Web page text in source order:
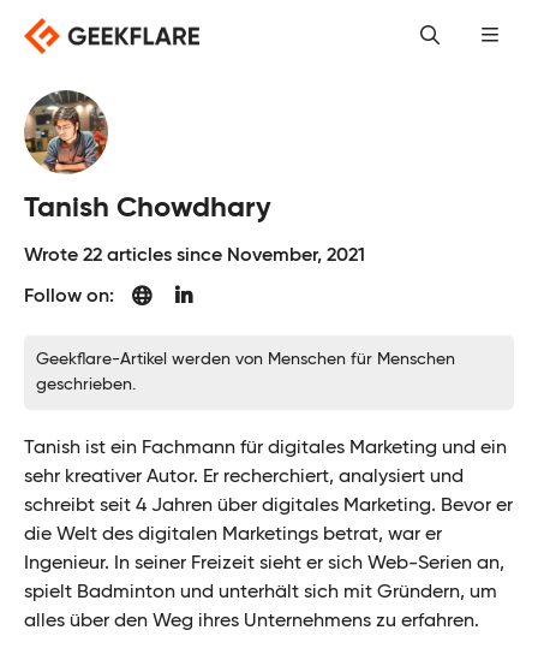
Skip
content
Tanish Chowdhary
Wrote 22 articles since November, 2021
Follow on:
Geekflare-Artikel werden von Menschen für Menschen
geschrieben.
Tanish ist ein Fachmann für digitales Marketing und ein
sehr kreativer Autor. Er recherchiert, analysiert und
schreibt seit 4 Jahren über digitales Marketing. Bevor er
die Welt des digitalen Marketings betrat, war er
Ingenieur. In seiner Freizeit sieht er sich Web-Serien an,
spielt Badminton und unterhält sich mit Gründern, um
alles über den Weg ihres Unternehmens zu erfahren.